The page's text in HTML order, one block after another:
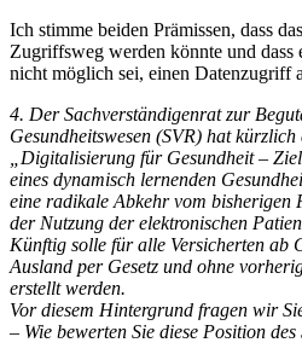
Ich stimme beiden Prämissen, dass
Zugriffsweg werden könnte und dass
nicht möglich sei, einen Datenzugriff
4. Der Sachverständigenrat zur
Gesundheitswesen (SVR) hat
„Digitalisierung für Gesundheit –
eines dynamisch lernenden
eine radikale Abkehr vom
der Nutzung der elektronischen
Künftig solle für alle Versicherten ab
Ausland per Gesetz und ohne
erstellt werden.
Vor diesem Hintergrund fragen wir
– Wie bewerten Sie diese Position